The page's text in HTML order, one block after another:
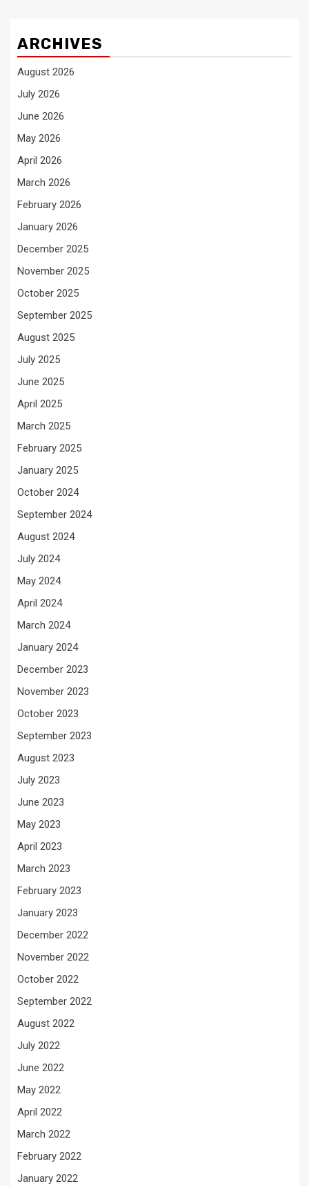
ARCHIVES
August 2026
July 2026
June 2026
May 2026
April 2026
March 2026
February 2026
January 2026
December 2025
November 2025
October 2025
September 2025
August 2025
July 2025
June 2025
April 2025
March 2025
February 2025
January 2025
October 2024
September 2024
August 2024
July 2024
May 2024
April 2024
March 2024
January 2024
December 2023
November 2023
October 2023
September 2023
August 2023
July 2023
June 2023
May 2023
April 2023
March 2023
February 2023
January 2023
December 2022
November 2022
October 2022
September 2022
August 2022
July 2022
June 2022
May 2022
April 2022
March 2022
February 2022
January 2022